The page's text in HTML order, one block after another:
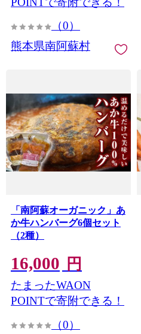
（0）
熊本県南阿蘇村
「南阿蘇オーガニック」あ
か牛ハンバーグ6個セット
（2種）
16,000 円
たまったWAON
POINTで寄附できる！
（0）